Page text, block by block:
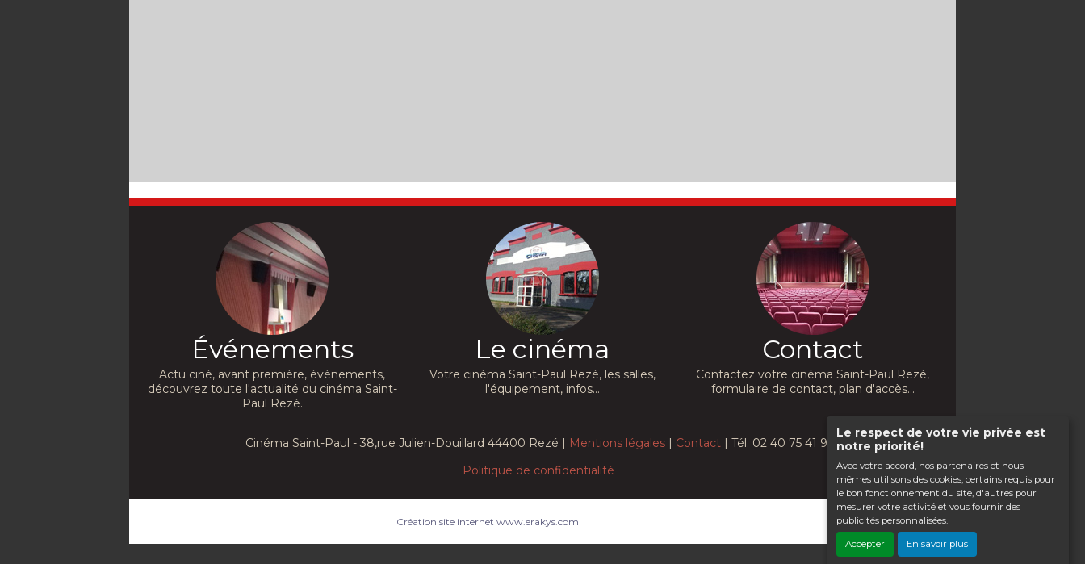
Le respect de votre vie privée est
notre priorité!
Avec votre accord, nos partenaires et nous-
mêmes utilisons des cookies, certains requis pour
le bon fonctionnement du site, d'autres pour
mesurer votre activité et vous fournir des
publicités personnalisées.
Accepter En savoir plus
Événements
Actu ciné, avant première, évènements,
découvrez toute l'actualité du cinéma Saint-
Paul Rezé.
Le cinéma
Votre cinéma Saint-Paul Rezé, les salles,
l'équipement, infos...
Contact
Contactez votre cinéma Saint-Paul Rezé,
formulaire de contact, plan d'accès...
Cinéma Saint-Paul - 38,rue Julien-Douillard 44400 Rezé | Mentions légales| Contact| Tél. 02 40 75 41 91
Politique de confidentialité
Haut de page
Création site internet www.erakys.com